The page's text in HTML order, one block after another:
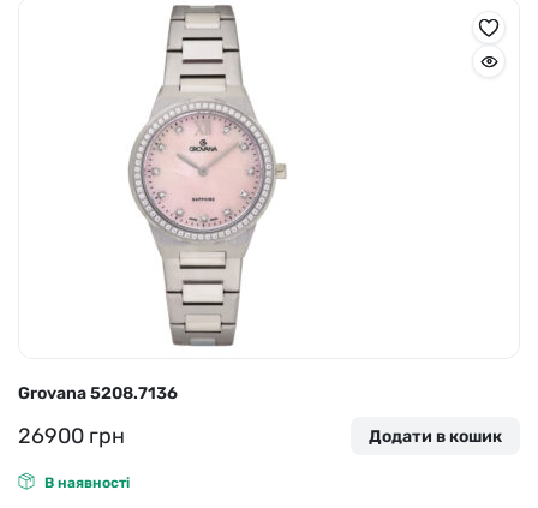
Grovana 5208.7136
26900 грн Додати в кошик
В наявності